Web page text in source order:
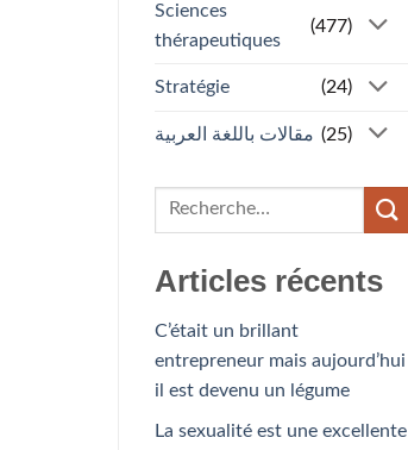
Sciences
thérapeutiques
(477)
Stratégie (24)
مقالات باللغة العربية (25)
Articles récents
C’était un brillant
entrepreneur mais aujourd’hui
il est devenu un légume
La sexualité est une excellente